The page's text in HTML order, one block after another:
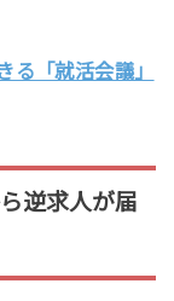
る「就活会議」
逆求人が届